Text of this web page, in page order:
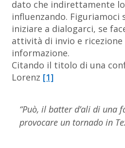
dato che indirettamente
influenzando. Figuriamoci
iniziare a dialogarci, se
attività di invio e ricezione
informazione.
Citando il titolo di una
Lorenz [1]
“Può, il batter d’ali di una
provocare un tornado in